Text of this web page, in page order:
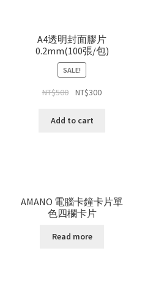
A4透明封面膠片
0.2mm(100張/包)
SALE!
NT$500 NT$300
Add to cart
AMANO 電腦卡鐘卡片單
色四欄卡片
Read more